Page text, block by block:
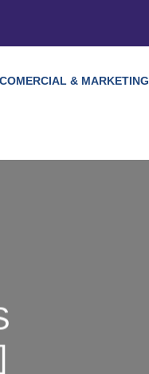
COMERCIAL & MARKETING